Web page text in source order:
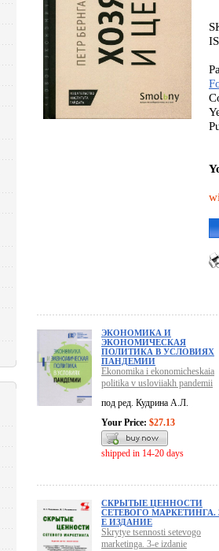
ЭКОНОМИКА И
ЭКОНОМИЧЕСКАЯ
ПОЛИТИКА В УСЛОВИЯХ
ПАНДЕМИИ
Ekonomika i ekonomicheskaia
politika v usloviiakh pandemii
под ред. Кудрина А.Л.
Your Price: $27.13
shipped in 14-20 days
СКРЫТЫЕ ЦЕННОСТИ
СЕТЕВОГО МАРКЕТИНГА.
Е ИЗДАНИЕ
Skrytye tsennosti setevogo
marketinga. 3-e izdanie